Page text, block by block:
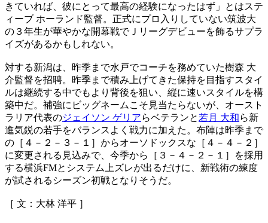
きていれば、彼にとって最高の経験になったはず」とはステ
ィーブ ホーランド監督。正式にプロ入りしていない筑波大
の３年生が華やかな開幕戦でＪリーグデビューを飾るサプラ
イズがあるかもしれない。
対する新潟は、昨季まで水戸でコーチを務めていた樹森 大
介監督を招聘。昨季まで積み上げてきた保持を目指すスタイ
ルは継続する中でもより背後を狙い、縦に速いスタイルを構
築中だ。補強にビッグネームこそ見当たらないが、オースト
ラリア代表のジェイソン ゲリアらベテランと 若月 大和ら新
進気鋭の若手をバランスよく戦力に加えた。布陣は昨季まで
の［４－２－３－１］からオーソドックスな［４－４－２］
に変更される見込みで、今季から［３－４－２－１］を採用
する横浜FMとシステム上ズレが出るだけに、新戦術の練度
が試されるシーズン初戦となりそうだ。
［ 文：大林 洋平 ］